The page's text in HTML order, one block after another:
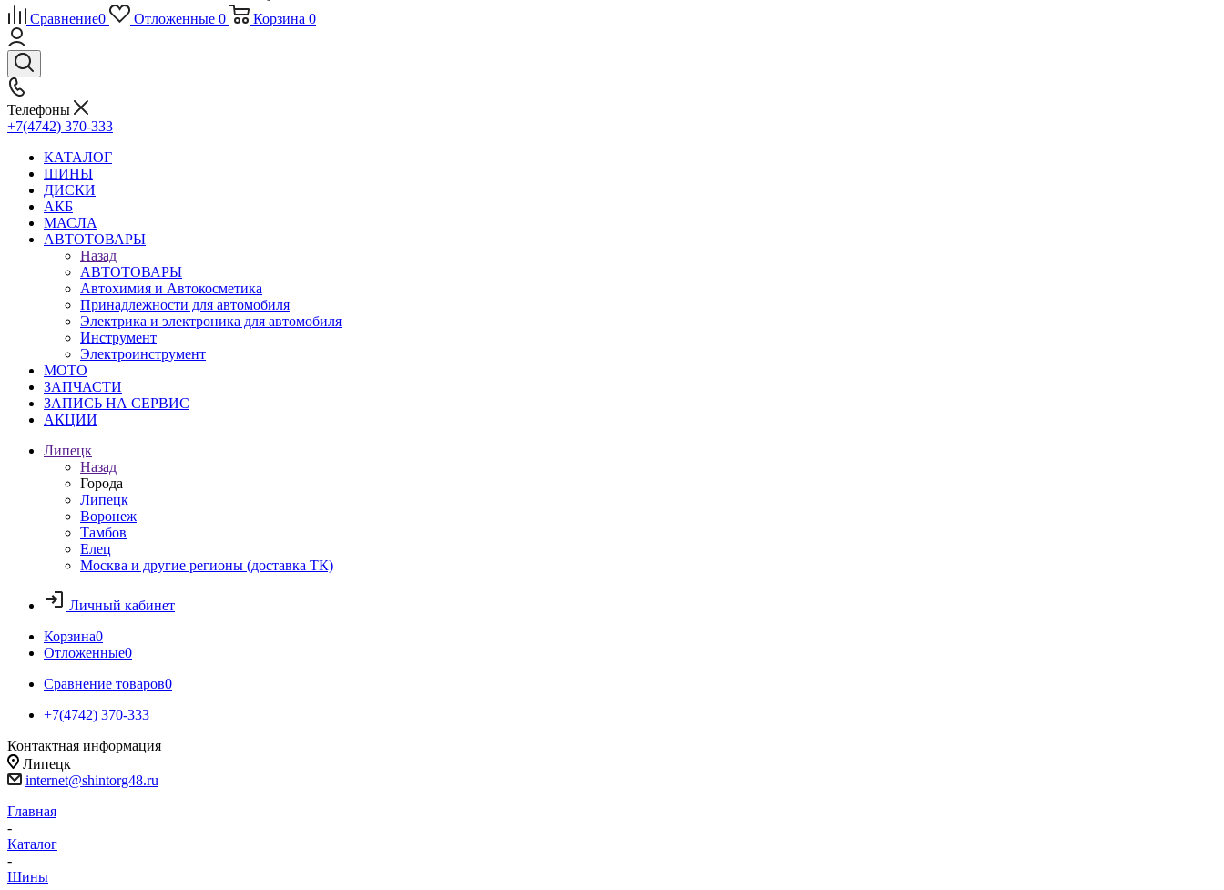
Сравнение0 Отложенные 0 Корзина 0
Телефоны
+7(4742) 370-333
КАТАЛОГ
ШИНЫ
ДИСКИ
АКБ
МАСЛА
АВТОТОВАРЫ
Назад
АВТОТОВАРЫ
Автохимия и Автокосметика
Принадлежности для автомобиля
Электрика и электроника для автомобиля
Инструмент
Электроинструмент
МОТО
ЗАПЧАСТИ
ЗАПИСЬ НА СЕРВИС
АКЦИИ
Липецк
Назад
Города
Липецк
Воронеж
Тамбов
Елец
Москва и другие регионы (доставка ТК)
Личный кабинет
Корзина0
Отложенные0
Сравнение товаров0
+7(4742) 370-333
Контактная информация
Липецк
internet@shintorg48.ru
Главная
-
Каталог
-
Шины